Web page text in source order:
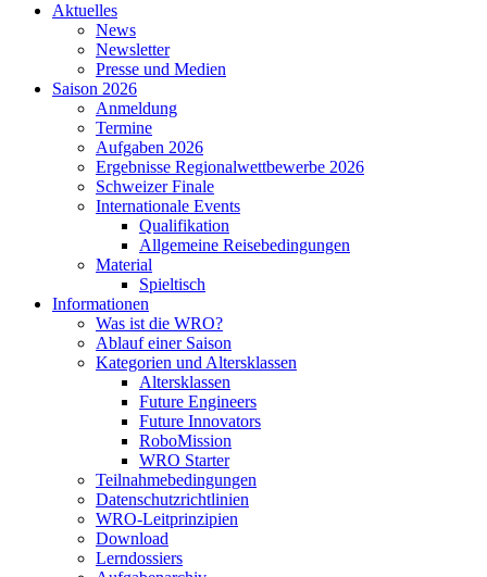
Aktuelles
News
Newsletter
Presse und Medien
Saison 2026
Anmeldung
Termine
Aufgaben 2026
Ergebnisse Regionalwettbewerbe 2026
Schweizer Finale
Internationale Events
Qualifikation
Allgemeine Reisebedingungen
Material
Spieltisch
Informationen
Was ist die WRO?
Ablauf einer Saison
Kategorien und Altersklassen
Altersklassen
Future Engineers
Future Innovators
RoboMission
WRO Starter
Teilnahmebedingungen
Datenschutzrichtlinien
WRO-Leitprinzipien
Download
Lerndossiers